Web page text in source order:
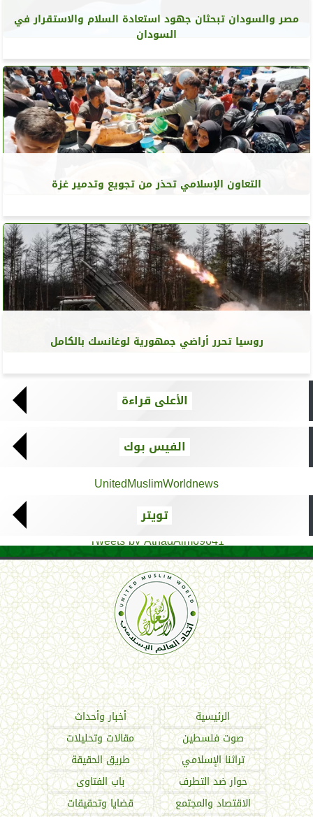
مصر والسودان تبحثان جهود استعادة السلام والاستقرار في
السودان
التعاون الإسلامي تحذر من تجويع وتدمير غزة
روسيا تحرر أراضي جمهورية لوغانسك بالكامل
الأعلى قراءة
الفيس بوك
UnitedMuslimWorldnews
تويتر
Tweets by AthadAlm69641
اتحاد العالم الإسلامي
الرئيسية
أخبار وأحداث
صوت فلسطين
مقالات وتحليلات
تراثنا الإسلامي
طريق الحقيقة
حوار ضد التطرف
باب الفتاوى
الاقتصاد والمجتمع
قضايا وتحقيقات